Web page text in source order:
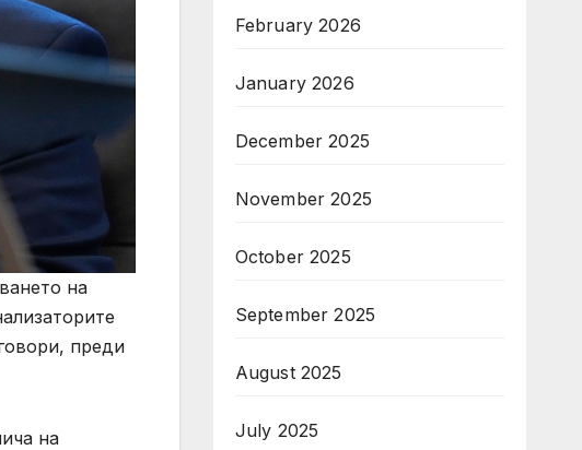
на
преди
на
February 2026
January 2026
December 2025
November 2025
October 2025
September 2025
August 2025
July 2025